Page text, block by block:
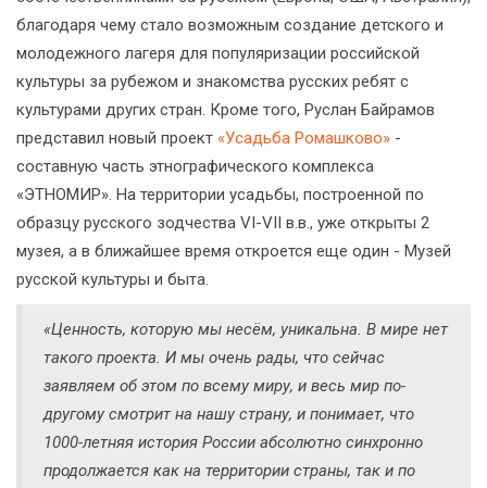
благодаря чему стало возможным создание детского и
молодежного лагеря для популяризации российской
культуры за рубежом и знакомства русских ребят с
культурами других стран. Кроме того, Руслан Байрамов
представил новый проект «Усадьба Ромашково» -
составную часть этнографического комплекса
«ЭТНОМИР». На территории усадьбы, построенной по
образцу русского зодчества VI-VII в.в., уже открыты 2
музея, а в ближайшее время откроется еще один - Музей
русской культуры и быта.
«Ценность, которую мы несём, уникальна. В мире нет
такого проекта. И мы очень рады, что сейчас
заявляем об этом по всему миру, и весь мир по-
другому смотрит на нашу страну, и понимает, что
1000-летняя история России абсолютно синхронно
продолжается как на территории страны, так и по